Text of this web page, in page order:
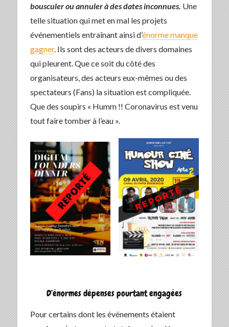
bousculer ou annuler à des dates inconnues. Une
telle situation qui met en mal les projets
événementiels entraînant ainsi d’énorme manque
gagner. Ils sont des acteurs de divers domaines
qui pleurent. Que ce soit du côté des
organisateurs, des acteurs eux-mêmes ou des
spectateurs (Fans) la situation est compliquée.
Que des soupirs « Humm !! Coronavirus est venu
tout faire tomber à l’eau ».
D’énormes dépenses pourtant engagées
Pour certains dont les événements étaient